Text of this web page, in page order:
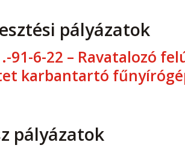
pályázatok
91-6-22 – Ravatalozó
karbantartó
pályázatok